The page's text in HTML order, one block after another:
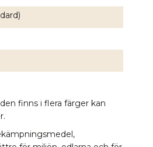
finns i flera färger kan